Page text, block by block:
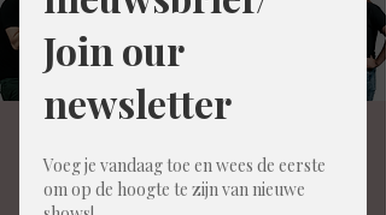
Old legends, new
games!